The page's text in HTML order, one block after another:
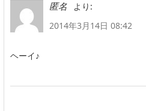
匿名
より:
2014年3月14日 08:42
ヘーイ♪